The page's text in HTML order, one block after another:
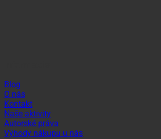
Blog
O nás
Kontakt
Naše aktivity
Autorské práva
Výhody nákupu u nás